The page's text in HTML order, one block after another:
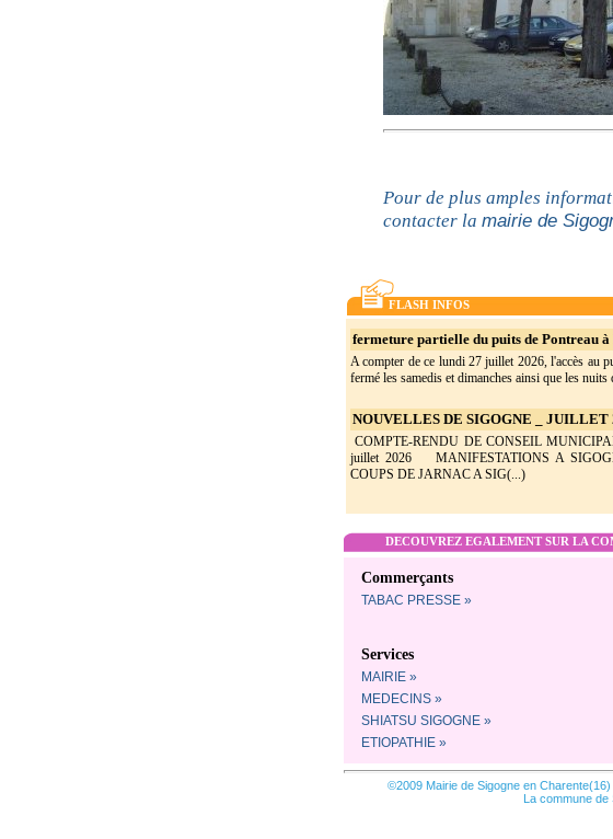
Pour de plus amples
contacter la mairie de
FLASH INFOS
fermeture partielle du puits de Pontreau
A compter de ce lundi 27 juillet 2026, l'accès au
fermé les samedis et dimanches ainsi que les
NOUVELLES DE SIGOGNE _ JUILLET
COMPTE-RENDU DE CONSEIL
juillet 2026 MANIFESTATIONS A
COUPS DE JARNAC A SIG(...)
DECOUVREZ EGALEMENT SUR LA
Commerçants
TABAC PRESSE »
Services
MAIRIE »
MEDECINS »
SHIATSU SIGOGNE »
ETIOPATHIE »
©2009 Mairie de Sigogne en Charente(16)
La commune